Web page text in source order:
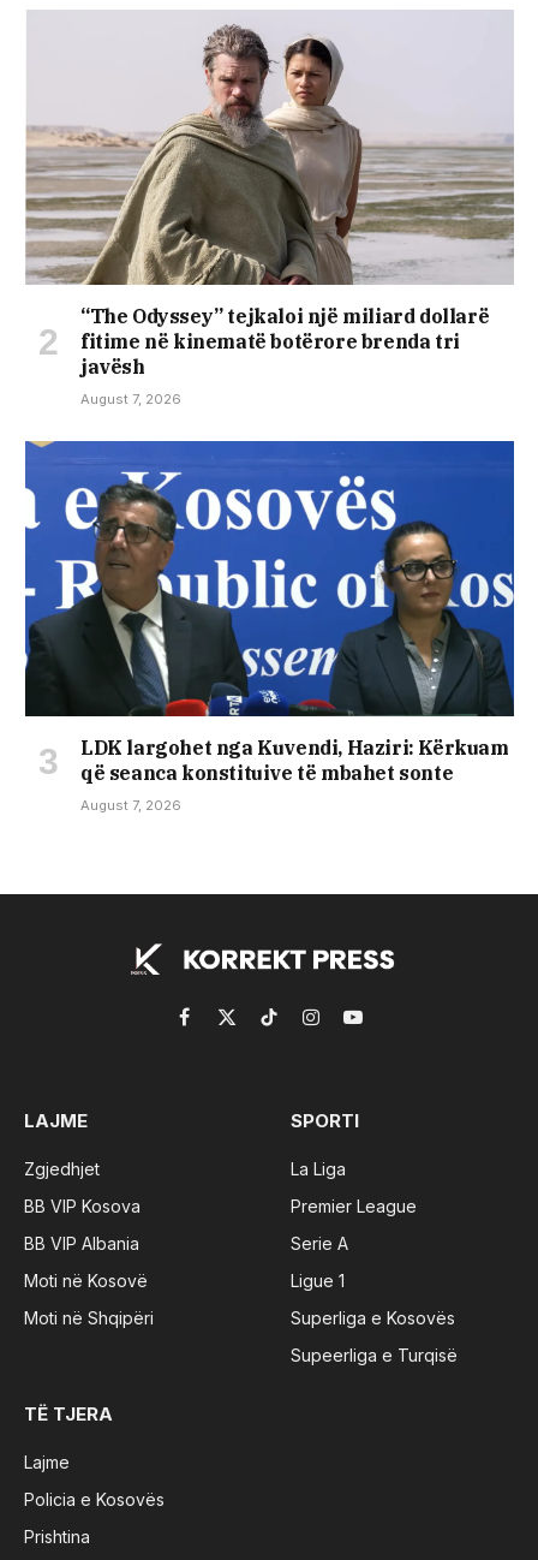
“The Odyssey” tejkaloi një miliard dollarë
fitime në kinematë botërore brenda tri
javësh
August 7, 2026
LDK largohet nga Kuvendi, Haziri: Kërkuam
që seanca konstituive të mbahet sonte
August 7, 2026
Facebook
X
TikTokInstagramYouTube
LAJME
Zgjedhjet
BB VIP Kosova
BB VIP Albania
Moti në Kosovë
Moti në Shqipëri
SPORTI
La Liga
Premier League
Serie A
Ligue 1
Superliga e Kosovës
Supeerliga e Turqisë
TË TJERA
Lajme
Policia e Kosovës
Prishtina